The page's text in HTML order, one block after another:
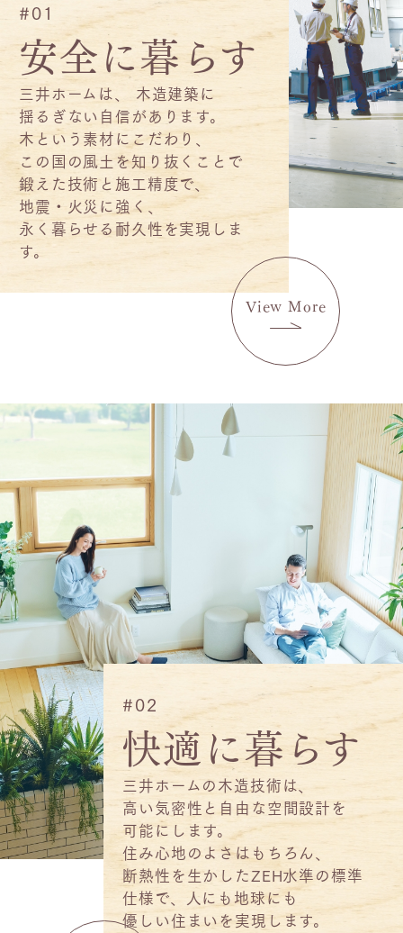
#01
安全に暮らす
三井ホームは、
木造建築に
揺るぎない自信があります。
木という素材にこだわり、
この国の風土を知り抜くことで
鍛えた技術と施工精度で、
地震・火災に強く、
永く暮らせる耐久性を実現しま
す。
View More
#02
快適に暮らす
三井ホームの木造技術は、
高い気密性と自由な空間設計を
可能にします。
住み心地のよさはもちろん、
断熱性を生かしたZEH水準の標準
仕様で、 人にも地球にも
優しい住まいを実現します。